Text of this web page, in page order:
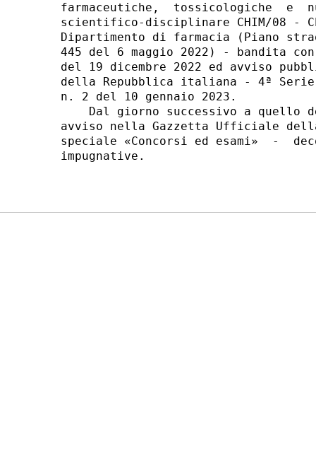
farmaceutiche,  tossicologiche  e
scientifico-disciplinare CHIM/08 -
Dipartimento di farmacia (Piano
445 del 6 maggio 2022) - bandita
del 19 dicembre 2022 ed avviso
della Repubblica italiana - 4ª
n. 2 del 10 gennaio 2023.
Dal giorno successivo a quello
avviso nella Gazzetta Ufficiale
speciale «Concorsi ed esami»  -
impugnative.